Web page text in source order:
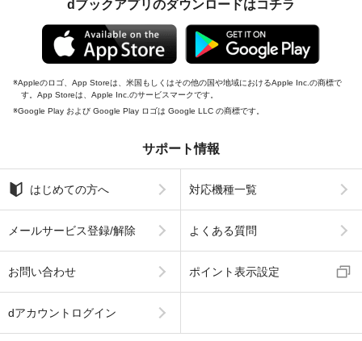
dブックアプリのダウンロードはコチラ
Appleのロゴ、App Storeは、米国もしくはその他の国や地域におけるApple Inc.の商標で
す。App Storeは、Apple Inc.のサービスマークです。
Google Play および Google Play ロゴは Google LLC の商標です。
サポート情報
はじめての方へ 対応機種一覧
メールサービス登録/解除 よくある質問
お問い合わせ ポイント表示設定
dアカウントログイン